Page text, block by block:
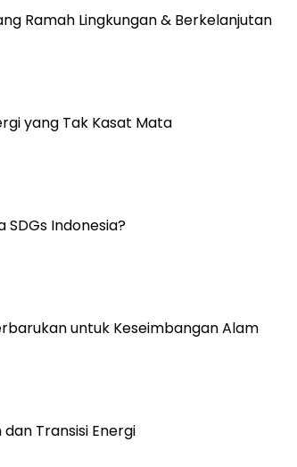
Ramah Lingkungan & Berkelanjutan
yang Tak Kasat Mata
SDGs Indonesia?
untuk Keseimbangan Alam
Transisi Energi